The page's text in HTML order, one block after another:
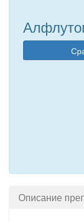
Описание